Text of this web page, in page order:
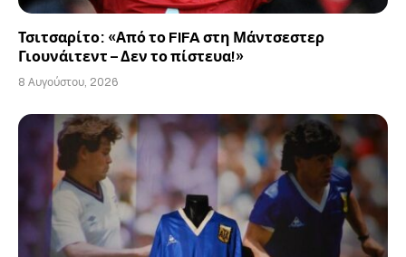
Τσιτσαρίτο: «Από το FIFA στη Μάντσεστερ
Γιουνάιτεντ – Δεν το πίστευα!»
8 Αυγούστου, 2026